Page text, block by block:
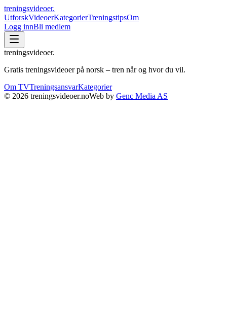
treningsvideoer.
UtforskVideoerKategorierTreningstipsOm
Logg innBli medlem
treningsvideoer.
Gratis treningsvideoer på norsk – tren når og hvor du vil.
Om TVTreningsansvarKategorier
© 2026 treningsvideoer.noWeb by Genc Media AS